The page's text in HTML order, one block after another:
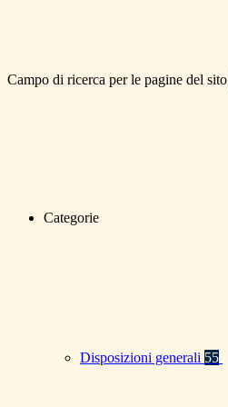
Campo di ricerca per le pagine del sito
Categorie
Disposizioni generali 55